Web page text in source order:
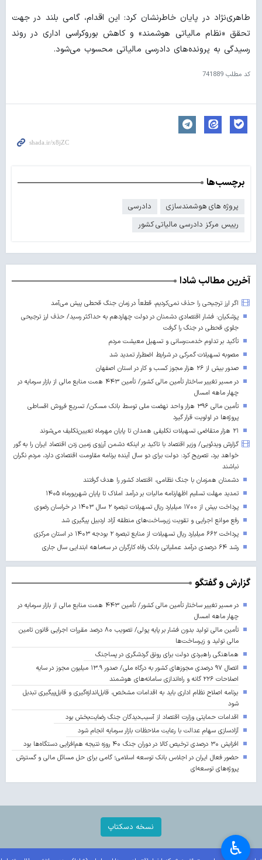
طاهری‌نژاد در پایان خاطرنشان کرد: این اقدام، گامی بلند در جهت
تحقق «نظام مالیاتی هوشمند» و کاهش بوروکراسی اداری در روند
رسیدگی به پرونده‌های دادرسی مالیاتی محسوب می‌شود.
کد مطلب 741889
برچسب‌ها
پروژه های هوشمندسازی
دادرسی
رییس مرکز دادرسی مالیاتی کشور
آخرین مطالب شادا
اگر ارز ترجیحی را حذف نمی‌کردیم، قطعاً در زمان جنگ قحطی پیش می‌آمد
پزشکیان: فشار اقتصادی دشمنان در دولت چهاردهم به حداکثر رسید/ حذف ارز ترجیحی
جلوی قحطی در جنگ را گرفت
تأکید بر تداوم خدمت‌رسانی و تسهیل معیشت مردم
مصوبه تسهیلات گمرکی در شرایط اضطرار تمدید شد
صدور بیش از ۲۶ هزار مجوز کسب‌ و کار در استان اصفهان
در مسیر تغییر ساختار تأمین مالی کشور/ تأمین ۴۴۳ همت منابع مالی از بازار سرمایه در
چهار ماهه امسال
تأمین مالی ۳۹۶ هزار واحد نهضت ملی توسط بانک مسکن/ تسریع فروش اقساطی
پروژه‌ها در اولویت قرار گیرد
۲۱ هزار متقاضی تسهیلات تکلیفی همدان تا پایان مهرماه تعیین‌تکلیف می‌شوند
گزارش ویدئویی/ وزیر اقتصاد با تاکید بر اینکه دشمن آرزوی زمین زدن اقتصاد ایران را به گور
خواهد برد، تصریح کرد: دولت برای دو سال آینده برنامه مقاومت اقتصادی دارد، مردم نگران
نباشند
دشمنان همزمان با جنگ نظامی، اقتصاد کشور را هدف گرفتند
تمدید مهلت تسلیم اظهارنامه مالیات بر درآمد املاک تا پایان شهریورماه ۱۴۰۵
پرداخت بیش از ۱۷۰۰ میلیارد ریال تسهیلات تبصره ۲ سال ۱۴۰۳ در خراسان رضوی
رفع موانع اجرایی و تقویت زیرساخت‌های منطقه آزاد اردبیل پیگیری شد
پرداخت ۶۶۲ میلیارد ریال تسهیلات از منابع تبصره ۲ بودجه ۱۴۰۳ در استان مرکزی
رشد ۶۴ درصدی درآمد عملیاتی بانک رفاه کارگران در سه‌ماهه ابتدایی سال جاری
گزارش و گفتگو
در مسیر تغییر ساختار تأمین مالی کشور/ تأمین ۴۴۳ همت منابع مالی از بازار سرمایه در
چهار ماهه امسال
تأمین مالی تولید بدون فشار بر پایه پولی/ تصویب ۸۰ درصد مقررات اجرایی قانون تامین
مالی تولید و زیرساخت‌ها
هماهنگی راهبردی دولت برای رونق گردشگری در پساجنگ
اتصال ۹۷ درصدی مجوزهای کشور به درگاه ملی/ صدور ۱۳.۹ میلیون مجوز در سایه
اصلاحات ۲۲۶ گانه و راه‌اندازی سامانه‌های هوشمند
برنامه اصلاح نظام اداری باید به اقدامات مشخص، قابل‌اندازه‌گیری و قابل‌پیگیری تبدیل
شود
اقدامات حمایتی وزارت اقتصاد از آسیب‌دیدگان جنگ رضایت‌بخش بود
آزادسازی سهام عدالت با رعایت ملاحظات بازار سرمایه انجام شود
افزایش ۳۰ درصدی ترخیص کالا در دوران جنگ ۴۰ روزه نتیجه هم‌افزایی دستگاه‌ها بود
حضور فعال ایران در اجلاس بانک توسعه اسلامی؛ گامی برای حل مسائل مالی و گسترش
پروژه‌های توسعه‌ای
نسخه دسکتاپ
♿︎